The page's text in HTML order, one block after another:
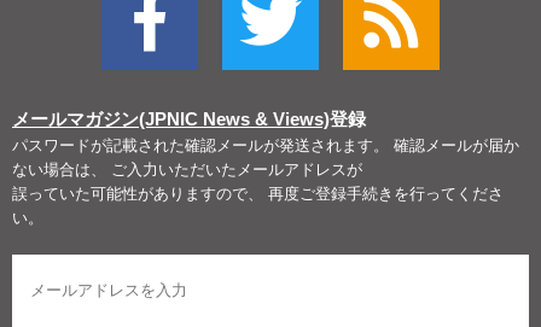
メールマガジン(JPNIC News & Views)登録
パスワードが記載された確認メールが発送されます。 確認メールが届か
ない場合は、 ご入力いただいたメールアドレスが
誤っていた可能性がありますので、 再度ご登録手続きを行ってくださ
い。